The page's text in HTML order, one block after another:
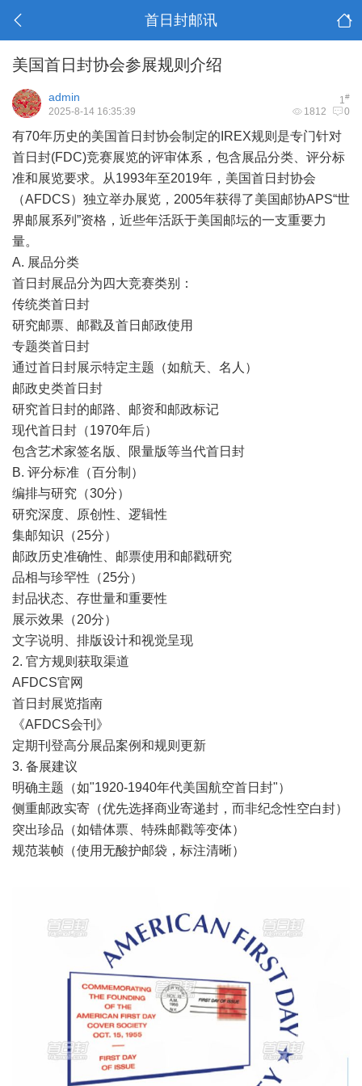
首日封邮讯
美国首日封协会参展规则介绍
1#
admin
1812 0
2025-8-14 16:35:39
有70年历史的美国首日封协会制定的IREX规则是专门针对
首日封(FDC)竞赛展览的评审体系，包含展品分类、评分标
准和展览要求。从1993年至2019年，美国首日封协会
（AFDCS）独立举办展览，2005年获得了美国邮协APS“世
界邮展系列”资格，近些年活跃于美国邮坛的一支重要力
量。
A. 展品分类
首日封展品分为四大竞赛类别：
传统类首日封
研究邮票、邮戳及首日邮政使用
专题类首日封
通过首日封展示特定主题（如航天、名人）
邮政史类首日封
研究首日封的邮路、邮资和邮政标记
现代首日封（1970年后）
包含艺术家签名版、限量版等当代首日封
B. 评分标准（百分制）
编排与研究（30分）
研究深度、原创性、逻辑性
集邮知识（25分）
邮政历史准确性、邮票使用和邮戳研究
品相与珍罕性（25分）
封品状态、存世量和重要性
展示效果（20分）
文字说明、排版设计和视觉呈现
2. 官方规则获取渠道
AFDCS官网
首日封展览指南
《AFDCS会刊》
定期刊登高分展品案例和规则更新
3. 备展建议
明确主题（如"1920-1940年代美国航空首日封"）
侧重邮政实寄（优先选择商业寄递封，而非纪念性空白封）
突出珍品（如错体票、特殊邮戳等变体）
规范装帧（使用无酸护邮袋，标注清晰）